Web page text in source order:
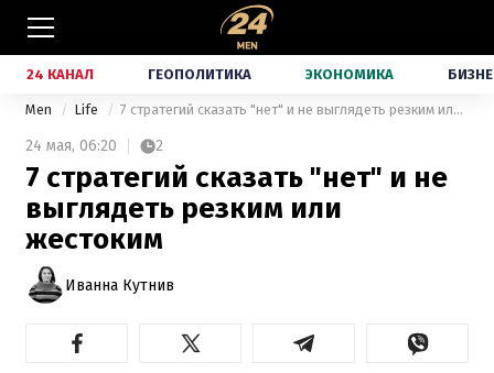
24 КАНАЛ ГЕОПОЛИТИКА ЭКОНОМИКА
Men Life 7 стратегий сказать "нет" и не выглядеть резким или жестоким
24 мая, 06:20 2
7 стратегий сказать "нет" и не
выглядеть резким или
жестоким
Иванна Кутнив